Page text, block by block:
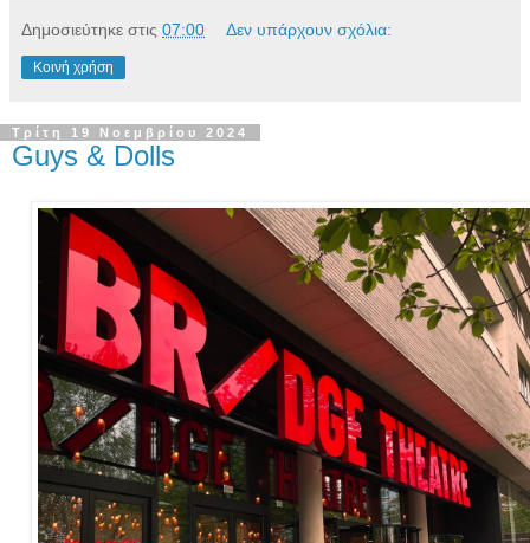
Δημοσιεύτηκε στις 07:00 Δεν υπάρχουν σχόλια:
Κοινή χρήση
Τρίτη 19 Νοεμβρίου 2024
Guys & Dolls